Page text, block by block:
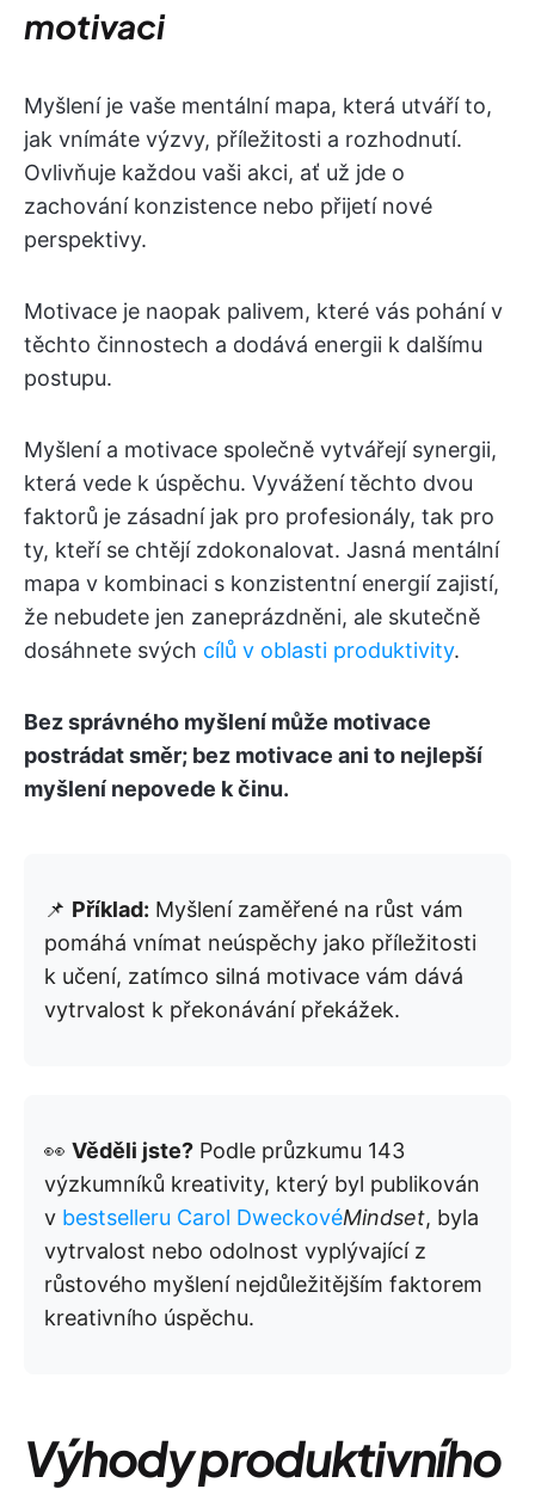
motivaci
Myšlení je vaše mentální mapa, která utváří to,
jak vnímáte výzvy, příležitosti a rozhodnutí.
Ovlivňuje každou vaši akci, ať už jde o
zachování konzistence nebo přijetí nové
perspektivy.
Motivace je naopak palivem, které vás pohání v
těchto činnostech a dodává energii k dalšímu
postupu.
Myšlení a motivace společně vytvářejí synergii,
která vede k úspěchu. Vyvážení těchto dvou
faktorů je zásadní jak pro profesionály, tak pro
ty, kteří se chtějí zdokonalovat. Jasná mentální
mapa v kombinaci s konzistentní energií zajistí,
že nebudete jen zaneprázdněni, ale skutečně
dosáhnete svých cílů v oblasti produktivity.
Bez správného myšlení může motivace
postrádat směr; bez motivace ani to nejlepší
myšlení nepovede k činu.
📌 Příklad: Myšlení zaměřené na růst vám
pomáhá vnímat neúspěchy jako příležitosti
k učení, zatímco silná motivace vám dává
vytrvalost k překonávání překážek.
👀 Věděli jste? Podle průzkumu 143
výzkumníků kreativity, který byl publikován
v bestselleru Carol DweckovéMindset, byla
vytrvalost nebo odolnost vyplývající z
růstového myšlení nejdůležitějším faktorem
kreativního úspěchu.
Výhody produktivního